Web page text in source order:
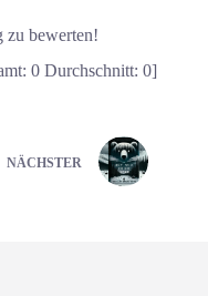
zu bewerten!
0Durchschnitt: 0]
NÄCHSTER